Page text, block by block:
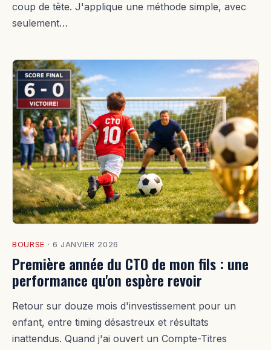
coup de tête. J'applique une méthode simple, avec
seulement…
BOURSE · 6 JANVIER 2026
Première année du CTO de mon fils : une
performance qu'on espère revoir
Retour sur douze mois d'investissement pour un
enfant, entre timing désastreux et résultats
inattendus. Quand j'ai ouvert un Compte-Titres